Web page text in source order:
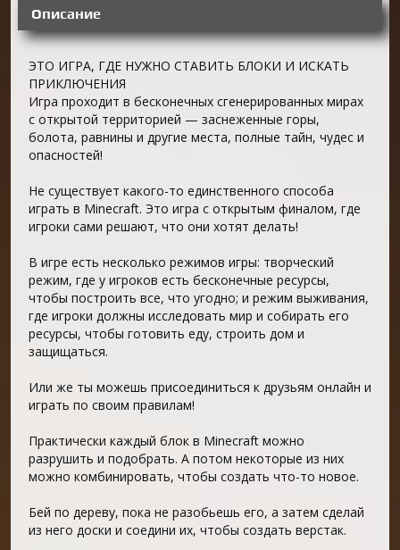
Описание
ЭТО ИГРА, ГДЕ НУЖНО СТАВИТЬ БЛОКИ И ИСКАТЬ
ПРИКЛЮЧЕНИЯ
Игра проходит в бесконечных сгенерированных мирах
с открытой территорией — заснеженные горы,
болота, равнины и другие места, полные тайн, чудес и
опасностей!
Не существует какого-то единственного способа
играть в Minecraft. Это игра с открытым финалом, где
игроки сами решают, что они хотят делать!
В игре есть несколько режимов игры: творческий
режим, где у игроков есть бесконечные ресурсы,
чтобы построить все, что угодно; и режим выживания,
где игроки должны исследовать мир и собирать его
ресурсы, чтобы готовить еду, строить дом и
защищаться.
Или же ты можешь присоединиться к друзьям онлайн и
играть по своим правилам!
Практически каждый блок в Minecraft можно
разрушить и подобрать. А потом некоторые из них
можно комбинировать, чтобы создать что-то новое.
Бей по дереву, пока не разобьешь его, а затем сделай
из него доски и соедини их, чтобы создать верстак.